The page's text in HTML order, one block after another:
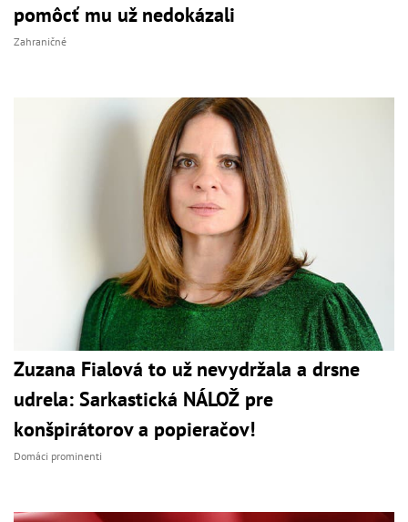
pomôcť mu už nedokázali
Zahraničné
Zuzana Fialová to už nevydržala a drsne
udrela: Sarkastická NÁLOŽ pre
konšpirátorov a popieračov!
Domáci prominenti